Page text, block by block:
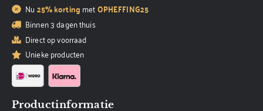
Nu 25% korting metOPHEFFING25
Binnen 3 dagen thuis
Direct op voorraad
Unieke producten
Productinformatie